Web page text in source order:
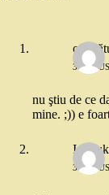
o
3
nu ştiu de ce
mine. ;)) e
3